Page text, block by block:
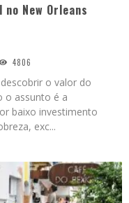
New Orleans
4806
o valor do
o assunto é a
baixo investimento
exc...